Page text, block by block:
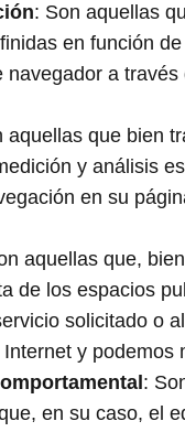
: Son aquellas
en función
a
aquellas que bien
y análisis
en su
aquellas que,
de los espacios
solicitado o
y
:
en su caso, el